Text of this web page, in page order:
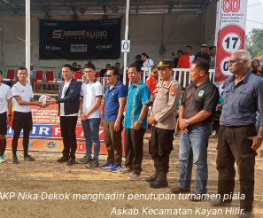
Nika Dekok menghadiri penutupan turnamen piala
Askab Kecamatan Kayan Hilir.